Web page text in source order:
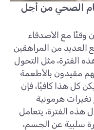
الصحي من أجل
مع الأصدقاء
العديد من المراهقين
الفترة، مثل التحول
مقيدون بالأطعمة
كل هذا كافيًا، فإن
هرمونية
هذه الفترة، يتعامل
سلبية عن الجسم،